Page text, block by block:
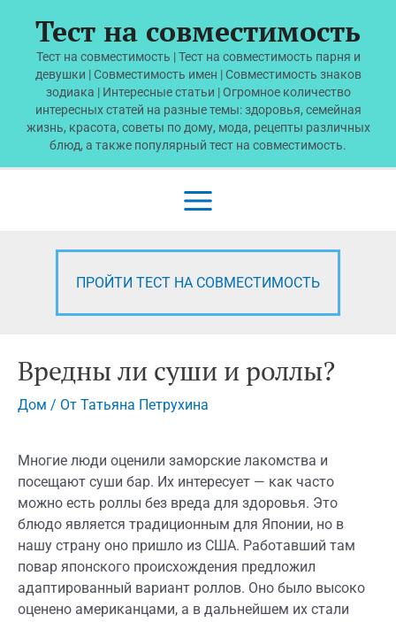
содержимому
Тест на совместимость
Тест на совместимость | Тест на совместимость парня и
девушки | Совместимость имен | Совместимость знаков
зодиака | Интересные статьи | Огромное количество
интересных статей на разные темы: здоровья, семейная
жизнь, красота, советы по дому, мода, рецепты различных
блюд, а также популярный тест на совместимость.
Main
Menu
ПРОЙТИ ТЕСТ НА СОВМЕСТИМОСТЬ
Вредны ли суши и роллы?
Дом / От Татьяна Петрухина
Многие люди оценили заморские лакомства и
посещают суши бар. Их интересует — как часто
можно есть роллы без вреда для здоровья. Это
блюдо является традиционным для Японии, но в
нашу страну оно пришло из США. Работавший там
повар японского происхождения предложил
адаптированный вариант роллов. Оно было высоко
оценено американцами, а в дальнейшем их стали